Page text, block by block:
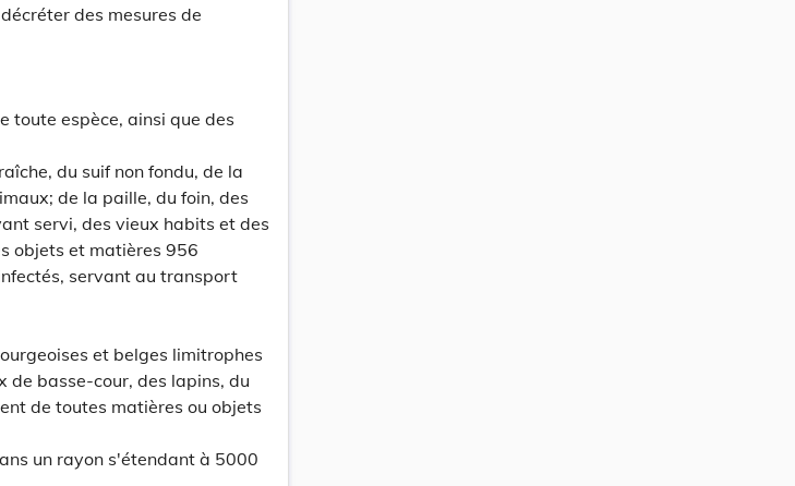
des mesures de
toute espèce, ainsi que des
du suif non fondu, de la
de la paille, du foin, des
servi, des vieux habits et des
objets et matières 956
servant au transport
et belges limitrophes
de basse-cour, des lapins, du
de toutes matières ou objets
un rayon s'étendant à 5000